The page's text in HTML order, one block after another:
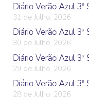
Diário Verão Azul 3ª
31 de Julho, 2026
Diário Verão Azul 3ª
30 de Julho, 2026
Diário Verão Azul 3ª
29 de Julho, 2026
Diário Verão Azul 3ª
28 de Julho, 2026